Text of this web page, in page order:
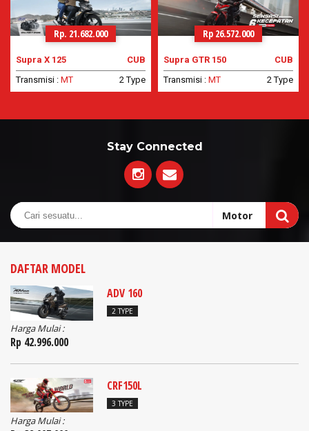
Rp. 21.682.000
Supra X 125
CUB
Transmisi : MT 2 Type
Rp 26.572.000
Supra GTR 150
CUB
Transmisi : MT 2 Type
Stay Connected
DAFTAR MODEL
ADV 160
2 TYPE
Harga Mulai :
Rp 42.996.000
CRF150L
3 TYPE
Harga Mulai :